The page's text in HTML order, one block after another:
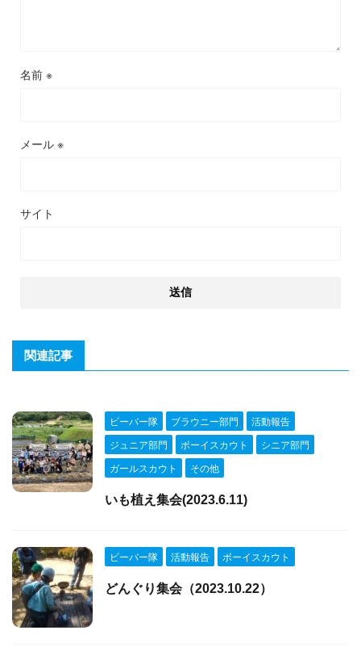
名前 ※
メール ※
サイト
関連記事
ビーバー隊 ブラウニー部門
活動報告
ジュニア部門
ボーイスカウト
シニア部門
ガールスカウト
その他
いも植え集会(2023.6.11)
ビーバー隊 活動報告 ボーイスカウト
どんぐり集会（2023.10.22）